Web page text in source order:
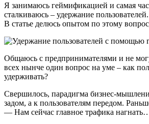
Я занимаюсь геймификацией и самая
сталкиваюсь – удержание пользователей.
В статье делюсь опытом по этому
Общаюсь с предпринимателями и не
всех нынче один вопрос на уме – как
удерживать?
Свершилось, парадигма бизнес-
задом, а к пользователям передом.
— Нам сейчас главное трафика